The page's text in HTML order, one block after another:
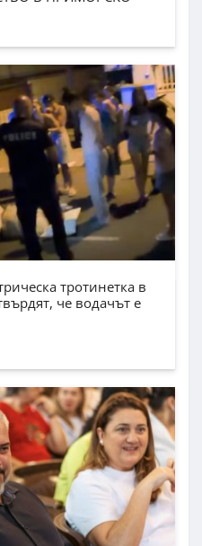
тротинетка в
че водачът е